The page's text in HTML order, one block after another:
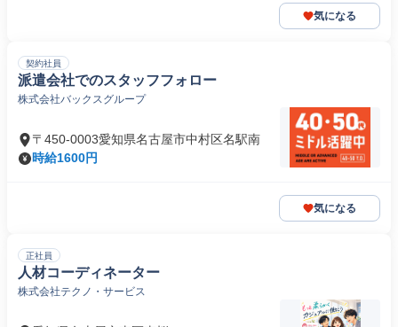
気になる
契約社員
派遣会社でのスタッフフォロー
株式会社バックスグループ
〒450-0003愛知県名古屋市中村区名駅南
時給1600円
気になる
正社員
人材コーディネーター
株式会社テクノ・サービス